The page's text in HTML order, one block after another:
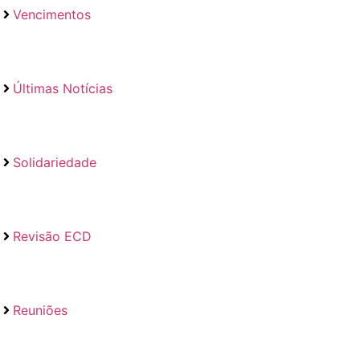
Vencimentos
Últimas Notícias
Solidariedade
Revisão ECD
Reuniões